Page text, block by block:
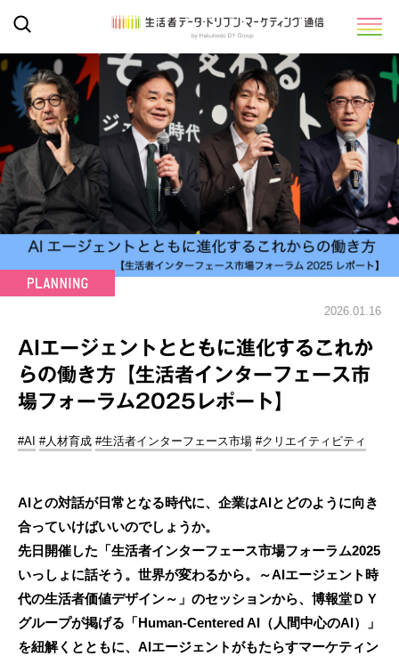
2026.01.16
AIエージェントとともに進化するこれか
らの働き方【生活者インターフェース市
場フォーラム2025レポート】
#AI #人材育成 #生活者インターフェース市場 #クリエイティビティ
AIとの対話が日常となる時代に、企業はAIとどのように向き
合っていけばいいのでしょうか。
先日開催した「生活者インターフェース市場フォーラム2025
いっしょに話そう。世界が変わるから。～AIエージェント時
代の生活者価値デザイン～」のセッションから、博報堂ＤＹ
グループが掲げる「Human-Centered AI（人間中心のAI）」
を紐解くとともに、AIエージェントがもたらすマーケティン